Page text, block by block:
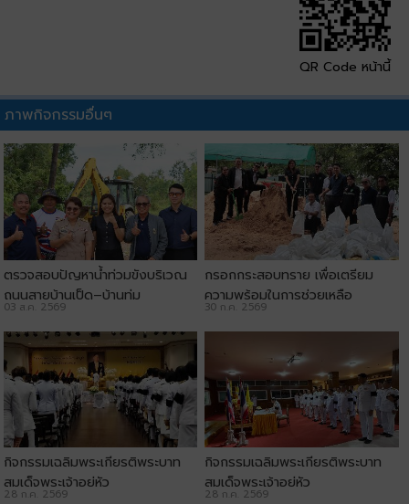
QR Code หน้านี้
ภาพกิจกรรมอื่นๆ
ตรวจสอบปัญหาน้ำท่วมขังบริเวณ
ถนนสายบ้านเป็ด–บ้านทุ่ม
03 ส.ค. 2569
กรอกกระสอบทราย เพื่อเตรียม
ความพร้อมในการช่วยเหลือ
ประชาชน
30 ก.ค. 2569
กิจกรรมเฉลิมพระเกียรติพระบาท
สมเด็จพระเจ้าอยู่หัว
28 ก.ค. 2569
กิจกรรมเฉลิมพระเกียรติพระบาท
สมเด็จพระเจ้าอยู่หัว
28 ก.ค. 2569